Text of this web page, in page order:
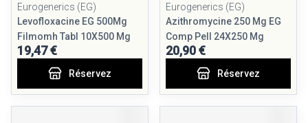
Eurogenerics (EG)
Levofloxacine EG 500Mg
Filmomh Tabl 10X500 Mg
19,47 €
Réservez
Eurogenerics (EG)
Azithromycine 250 Mg EG
Comp Pell 24X250 Mg
20,90 €
Réservez